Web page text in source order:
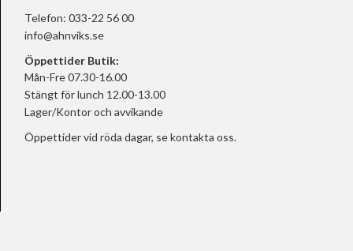
Telefon: 033-22 56 00
info@ahnviks.se
Öppettider Butik:
Mån-Fre 07.30-16.00
Stängt för lunch 12.00-13.00
Lager/Kontor och avvikande
Öppettider vid röda dagar, sekontakta oss.